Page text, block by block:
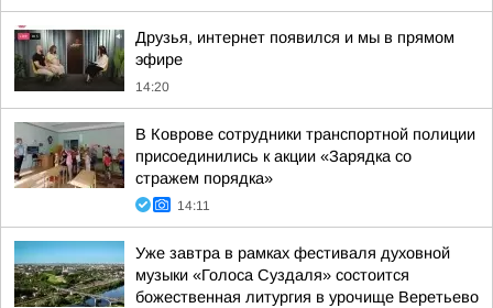
Друзья, интернет появился и мы в прямом
эфире
14:20
В Коврове сотрудники транспортной полиции
присоединились к акции «Зарядка со
стражем порядка»
14:11
Уже завтра в рамках фестиваля духовной
музыки «Голоса Суздаля» состоится
божественная литургия в урочище Веретьево